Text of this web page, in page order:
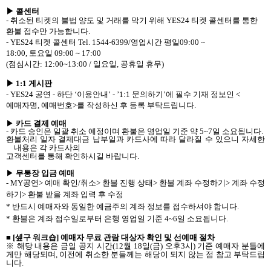
▶ 콜센터
- 취소된 티켓의 불법 양도 및 거래를 막기 위해 YES24 티켓 콜센터를 통한
환불 접수만 가능합니다.
- YES24 티켓 콜센터 Tel. 1544-6399/영업시간 평일09:00 ~
18:00, 토요일 09:00 ~ 17:00
(점심시간: 12:00~13:00 / 일요일, 공휴일 휴무)
▶ 1:1 게시판
- YES24 공연 - 하단 ‘이용안내 ’ - ’1:1 문의하기 ’에 필수 기재 정보인 <
예매자명, 예매번호>를 작성하신 후 등록 부탁드립니다.
▶ 카드 결제 예매
- 카드 승인은 일괄 취소 예정이며 환불은 영업일 기준 약 5~7일 소요됩니다.
환불처리 일자 결제대금 납부일과 카드사에 따라 달라질 수 있으니 자세한
내용은 각 카드사의
고객센터를 통해 확인하시길 바랍니다.
▶ 무통장 입금 예매
- MY공연> 예매 확인/취소> 환불 진행 상태> 환불 계좌 수정하기> 계좌 수정
하기> 환불 받을 계좌 입력 후 수정
* 반드시 예매자와 동일한 예금주의 계좌 정보를 접수하셔야 합니다.
* 환불은 계좌 접수일로부터 은행 영업일 기준 4~6일 소요됩니다.
■ [셒구 워크숍] 예매자 무료 관람 대상자 확인 및 선예매 절차
※ 해당 내용은 금일 공지 시간(12월 18일(금) 오후3시) 기준 예매자 분들에
게만 해당되며, 이전에 취소한 분들께는 해당이 되지 않는 점 참고 부탁드립
니다.